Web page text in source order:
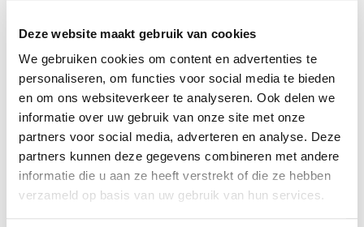
Deze website maakt gebruik van cookies
We gebruiken cookies om content en advertenties te
personaliseren, om functies voor social media te bieden
en om ons websiteverkeer te analyseren. Ook delen we
informatie over uw gebruik van onze site met onze
partners voor social media, adverteren en analyse. Deze
partners kunnen deze gegevens combineren met andere
informatie die u aan ze heeft verstrekt of die ze hebben
verzameld op basis van uw gebruik van hun services.
€ 49.900
97675
incl. BTW
Volvo XC60 Plus T6 AWD Plug-in hybrid
Elektrisch/benzine Dark
17-03-2025 Automaat